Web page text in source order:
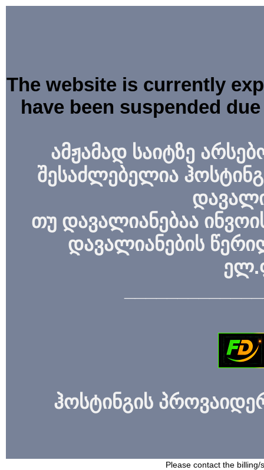
The website is currently
have been suspended
ამჟამად საიტზე
შესაძლებელია
თუ დავალიანებაა
დავალიანების
ჰოსტინგის
Please contact the